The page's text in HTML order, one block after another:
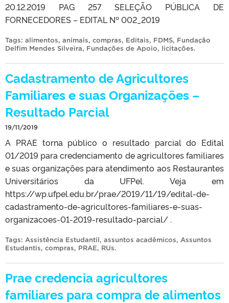
20.12.2019 PAG 257 SELEÇÃO PÚBLICA DE
FORNECEDORES – EDITAL Nº 002_2019
Tags: alimentos, animais, compras, Editais, FDMS, Fundação
Delfim Mendes Silveira, Fundações de Apoio, licitações.
Cadastramento de Agricultores
Familiares e suas Organizações –
Resultado Parcial
19/11/2019
A PRAE torna público o resultado parcial do Edital
01/2019 para credenciamento de agricultores familiares
e suas organizações para atendimento aos Restaurantes
Universitários da UFPel. Veja em
https://wp.ufpel.edu.br/prae/2019/11/19/edital-de-
cadastramento-de-agricultores-familiares-e-suas-
organizacoes-01-2019-resultado-parcial/ .
Tags: Assistência Estudantil, assuntos acadêmicos, Assuntos
Estudantis, compras, PRAE, RUs.
Prae credencia agricultores
familiares para compra de alimentos